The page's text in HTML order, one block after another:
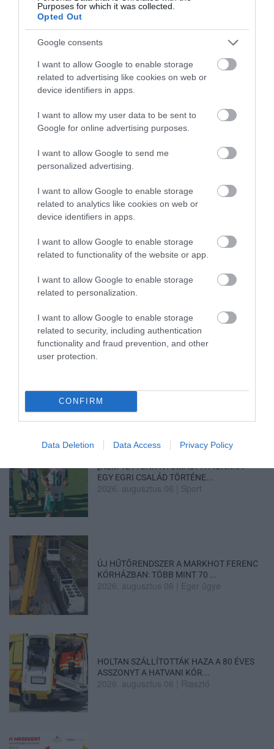
Purposes for which it was collected.
Opted Out
Google consents
I want to allow Google to enable storage
related to advertising like cookies on web or
device identifiers in apps.
I want to allow my user data to be sent to
Google for online advertising purposes.
I want to allow Google to send me
personalized advertising.
I want to allow Google to enable storage
related to analytics like cookies on web or
device identifiers in apps.
I want to allow Google to enable storage
related to functionality of the website or app.
I want to allow Google to enable storage
related to personalization.
I want to allow Google to enable storage
related to security, including authentication
functionality and fraud prevention, and other
user protection.
CONFIRM
Data Deletion Data Access Privacy Policy
VISSZA A FŐOLDALRA
Legfrissebb híreink
KÉT AUTÓ ÜTKÖZÖTT BOGÁCSON, A
MENTŐK IS A HELYSZÍNRE ÉRKE...
2026. augusztus 06|Riasztó
HÍREK A GARÁZSBÓL: CHERY TIGGO 9
PHEV LUXURY – A KÍNAI PR...
2026. augusztus 06
„NEM TETTÜNK NYOMÁST A FIUNKRA” –
EGY EGRI CSALÁD TÖRTÉNE...
2026. augusztus 06 Sport
ÚJ HŰTŐRENDSZER A MARKHOT FERENC
KÓRHÁZBAN: TÖBB MINT 70 ...
2026. augusztus 06 Eger ügye
HOLTAN SZÁLLÍTOTTÁK HAZA A 80 ÉVES
ASSZONYT A HATVANI KÓR...
2026. augusztus 06 Riasztó